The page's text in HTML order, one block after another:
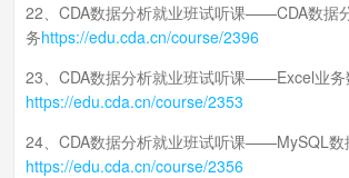
22、CDA数据分析就业班试听课——CDA数据
务https://edu.cda.cn/course/2396
23、CDA数据分析就业班试听课——Excel业务
https://edu.cda.cn/course/2353
24、CDA数据分析就业班试听课——MySQL数
https://edu.cda.cn/course/2356